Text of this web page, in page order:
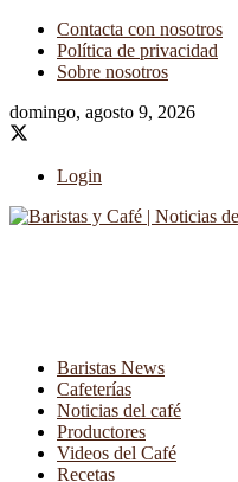
Contacta con nosotros
Política de privacidad
Sobre nosotros
domingo, agosto 9, 2026
Login
Baristas News
Cafeterías
Noticias del café
Productores
Videos del Café
Recetas